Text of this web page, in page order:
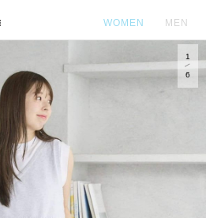
WOMEN MEN
1
6